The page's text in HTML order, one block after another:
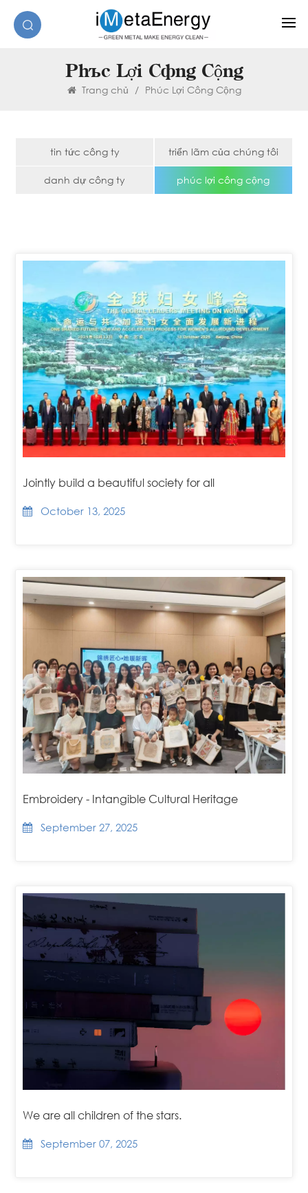
Phúc Lợi Công Cộng
Trang chủ / Phúc Lợi Công Cộng
tin tức công ty triển lãm của chúng tôi
danh dự công ty phúc lợi công cộng
Jointly build a beautiful society for all
October 13, 2025
Embroidery - Intangible Cultural Heritage
September 27, 2025
We are all children of the stars.
September 07, 2025